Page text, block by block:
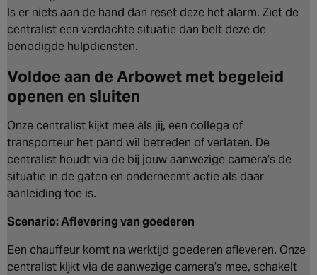
Is er niets aan de hand dan reset deze het alarm. Ziet de
centralist een verdachte situatie dan belt deze de
benodigde hulpdiensten.
Voldoe aan de Arbowet met begeleid
openen en sluiten
Onze centralist kijkt mee als jij, een collega of
transporteur het pand wil betreden of verlaten. De
centralist houdt via de bij jouw aanwezige camera’s de
situatie in de gaten en onderneemt actie als daar
aanleiding toe is.
Scenario: Aflevering van goederen
Een chauffeur komt na werktijd goederen afleveren. Onze
centralist kijkt via de aanwezige camera’s mee, schakelt